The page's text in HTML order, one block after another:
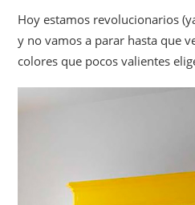
Hoy estamos revolucionarios
y no vamos a parar hasta que
colores que pocos valientes